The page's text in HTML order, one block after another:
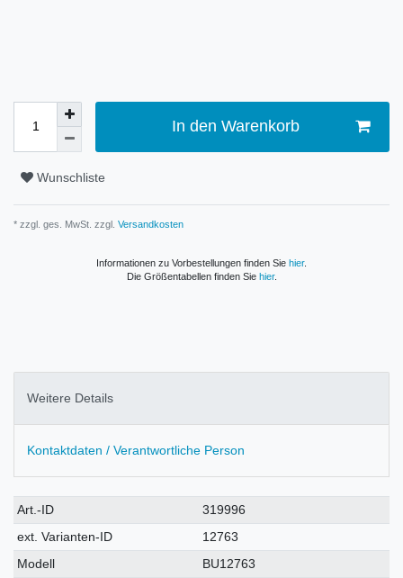
In den Warenkorb
Wunschliste
* zzgl. ges. MwSt. zzgl. Versandkosten
Informationen zu Vorbestellungen finden Sie hier.
Die Größentabellen finden Sie hier.
Weitere Details
Kontaktdaten / Verantwortliche Person
Technisches
Merkmal
Wert
Art.-ID
319996
ext. Varianten-ID
12763
Modell
BU12763